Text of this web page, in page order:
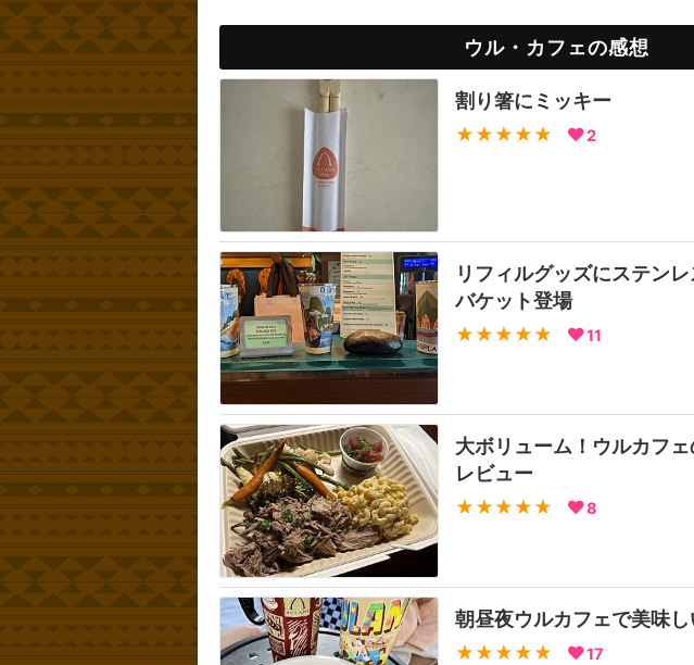
ウル・カフェの感想
割り箸にミッキー
★★★★★ 2
リフィルグッズにステン
バケット登場
★★★★★ 11
大ボリューム！ウルカフ
レビュー
★★★★★ 8
朝昼夜ウルカフェで美味
★★★★★ 17